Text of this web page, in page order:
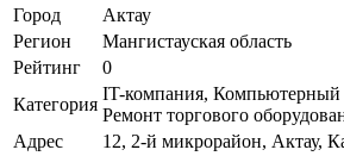
Город
Актау
Регион
Мангистауская область
Рейтинг
0
Категория
IT-компания, Компьютерный
Ремонт торгового
Адрес
12, 2-й микрорайон, Актау,